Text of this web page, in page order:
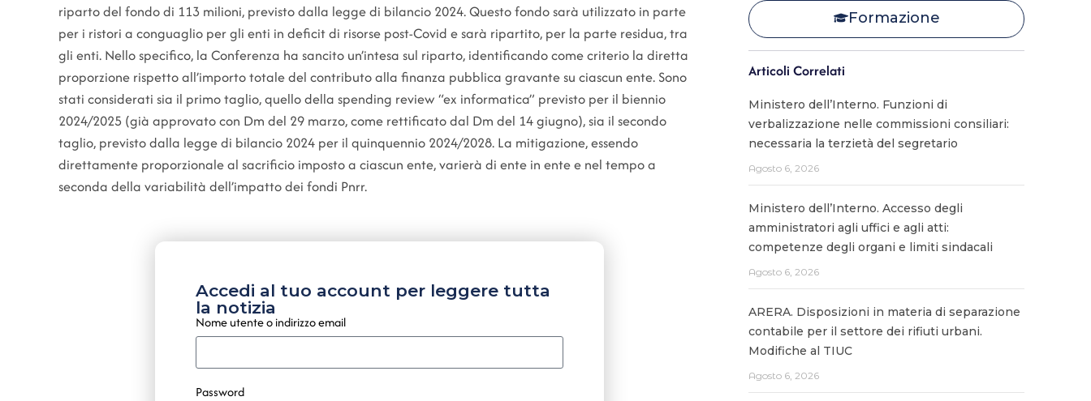
riparto del fondo di 113 milioni, previsto dalla legge di bilancio 2024. Questo fondo sarà utilizzato in parte
per i ristori a conguaglio per gli enti in deficit di risorse post-Covid e sarà ripartito, per la parte residua, tra
gli enti. Nello specifico, la Conferenza ha sancito un’intesa sul riparto, identificando come criterio la diretta
proporzione rispetto all’importo totale del contributo alla finanza pubblica gravante su ciascun ente. Sono
stati considerati sia il primo taglio, quello della spending review “ex informatica” previsto per il biennio
2024/2025 (già approvato con Dm del 29 marzo, come rettificato dal Dm del 14 giugno), sia il secondo
taglio, previsto dalla legge di bilancio 2024 per il quinquennio 2024/2028. La mitigazione, essendo
direttamente proporzionale al sacrificio imposto a ciascun ente, varierà di ente in ente e nel tempo a
seconda della variabilità dell’impatto dei fondi Pnrr.
Accedi al tuo account per leggere tutta
la notizia
Nome utente o indirizzo email
Password
Formazione
Articoli Correlati
Ministero dell’Interno. Funzioni di
verbalizzazione nelle commissioni consiliari:
necessaria la terzietà del segretario
Agosto 6, 2026
Ministero dell’Interno. Accesso degli
amministratori agli uffici e agli atti:
competenze degli organi e limiti sindacali
Agosto 6, 2026
ARERA. Disposizioni in materia di separazione
contabile per il settore dei rifiuti urbani.
Modifiche al TIUC
Agosto 6, 2026